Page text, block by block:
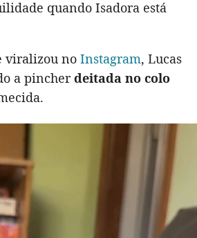
quando Isadora está
viralizou no Instagram, Lucas
a pincherdeitada no colo